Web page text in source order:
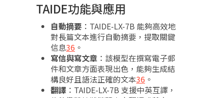
TAIDE功能與應用
自動摘要 ：TAIDE-LX-7B 能夠高效地
對長篇文本進行自動摘要，提取關鍵
信息36 。
寫信與寫文章 ：該模型在撰寫電子郵
件和文章方面表現出色，能夠生成結
構良好且語法正確的文本36 。
翻譯 ：TAIDE-LX-7B 支援中英互譯，